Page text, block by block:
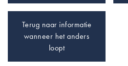
Terug naar informatie
wanneer het anders
loopt